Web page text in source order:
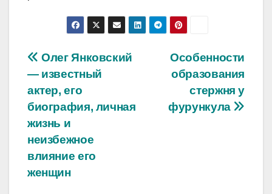
Навигация
по
записям
Особенности
образования
стержня у
фурункула
Олег Янковский
— известный
актер, его
биография, личная
жизнь и
неизбежное
влияние его
женщин